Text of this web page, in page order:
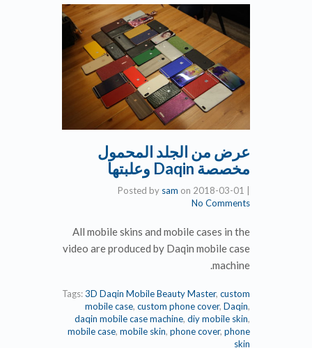
عرض من الجلد المحمول
مخصصة Daqin وعلبتها
Posted bysam on 2018-03-01
No Comments
All mobile skins and mobile cases in the
video are produced by Daqin mobile case
Tags: 3D Daqin Mobile Beauty Master
mobile case,custom phone cover
daqin mobile case machine,diy mobile skin
mobile case,mobile skin,phone cover